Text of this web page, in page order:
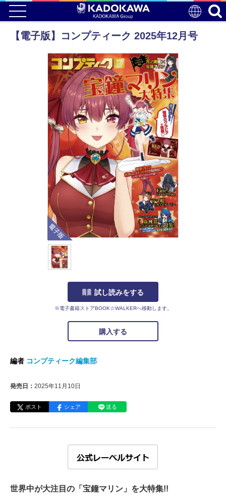
【電子版】コンプティーク 2025年12月号
電子版
試し読みをする
※電子書籍ストアBOOK☆WALKERへ移動します。
購入する
編者 コンプティーク編集部
発売日： 2025年11月10日
ポスト シェア 送る
世界中が大注目の「宝鐘マリン」を大特集!!